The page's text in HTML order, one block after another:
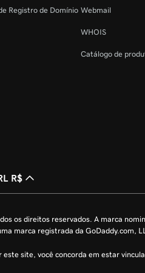
SSL?
Registro de Domínio Webmail
WHOIS
Catálogo de
R$
os direitos reservados. A marca
marca registrada da GoDaddy.com,
site, você concorda em estar